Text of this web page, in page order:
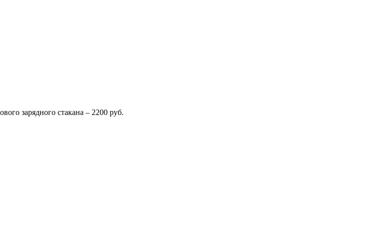
зарядного стакана – 2200 руб.